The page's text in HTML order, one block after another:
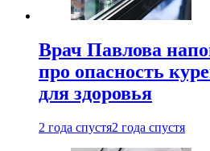
Врач Павлова
про опасность
для здоровья
2 года спустя2 года спустя